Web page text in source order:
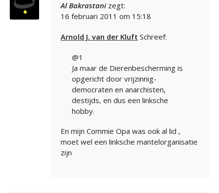
Al Bakrastani zegt:
16 februari 2011 om 15:18
Arnold J. van der Kluft Schreef:
@1
Ja maar de Dierenbescherming is
opgericht door vrijzinnig-
democraten en anarchisten,
destijds, en dus een linksche
hobby.
En mijn Commie Opa was ook al lid ,
moet wel een linksche mantelorganisatie
zijn